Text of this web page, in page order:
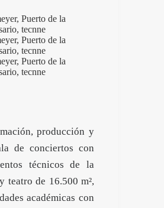
producción y
de conciertos con
técnicos de la
teatro de 16.500 m²,
académicas con